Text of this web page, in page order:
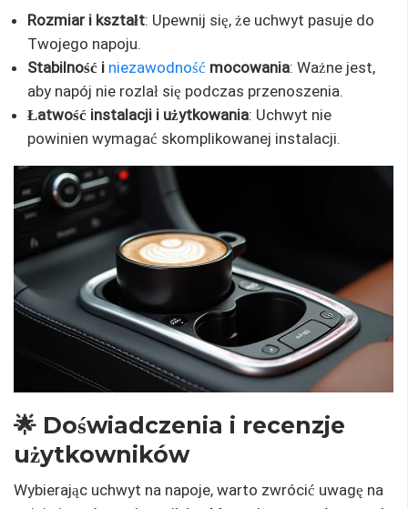
Rozmiar i kształt: Upewnij się, że uchwyt pasuje do
Twojego napoju.
Stabilność i niezawodność mocowania: Ważne jest,
aby napój nie rozlał się podczas przenoszenia.
Łatwość instalacji i użytkowania: Uchwyt nie
powinien wymagać skomplikowanej instalacji.
🌟 Doświadczenia i recenzje
użytkowników
Wybierając uchwyt na napoje, warto zwrócić uwagę na